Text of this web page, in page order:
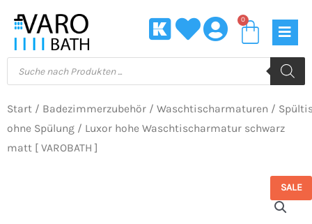
Inhalt
springen
0
Products
search
Start / Badezimmerzubehör / Waschtischarmaturen /
ohne Spülung / Luxor hohe Waschtischarmatur schwarz
matt [ VAROBATH ]
SALE